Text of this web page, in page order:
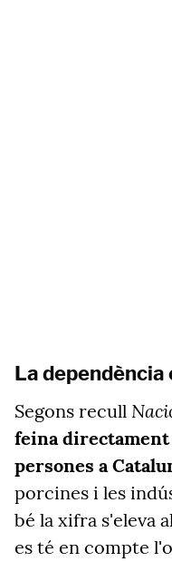
La dependència
Segons recull
feina
persones a
porcines i les
bé la xifra s'eleva
es té en compte